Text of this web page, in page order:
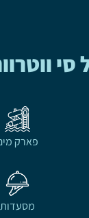
סי
פארק
מסעדות